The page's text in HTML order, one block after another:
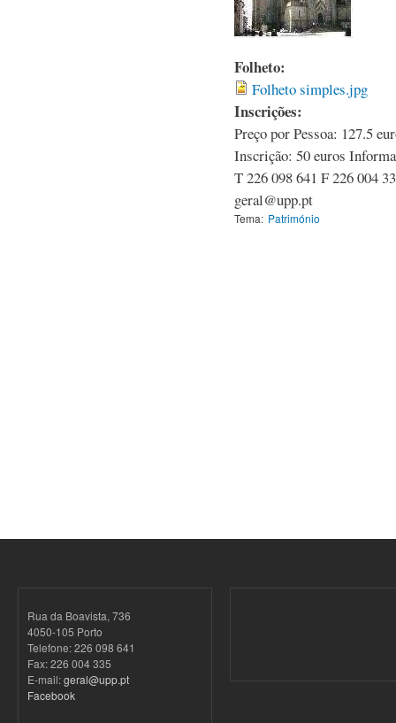
Folheto:
Folheto simples.jpg
Inscrições:
Preço por Pessoa: 127.5
Inscrição: 50 euros
T 226 098 641 F 226 004
geral@upp.pt
Tema: Património
Rua da Boavista, 736
4050-105 Porto
Telefone: 226 098 641
Fax: 226 004 335
E-mail:geral@upp.pt
Facebook